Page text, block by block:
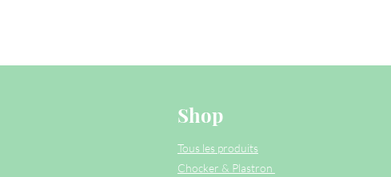
Shop
Tous les produits
Chocker & Plastron